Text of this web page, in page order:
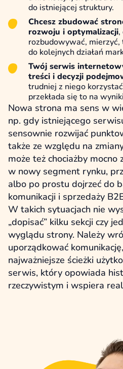
do istniejącej struktury.
Chcesz zbudować
rozwoju i optymalizacji
rozbudowywać,
do kolejnych działań
Twój serwis
treści i decyzji
trudniej z niego
przekłada się to na
Nowa strona ma sens w
np. gdy istniejącego
sensownie rozwijać
także ze względu na
może też chociażby mocno
w nowy segment rynku,
albo po prostu dojrzeć do
komunikacji i sprzedaży
W takich sytuacjach nie
„dopisać” kilku sekcji czy
wyglądu strony. Należy
uporządkować
najważniejsze ścieżki
serwis, który opowiada
rzeczywistym i wspiera